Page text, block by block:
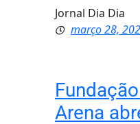
Jornal Dia Dia
março 28,
Arena